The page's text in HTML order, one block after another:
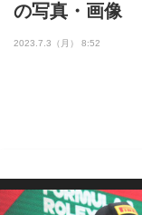
の写真・画像
2023.7.3（月） 8:52